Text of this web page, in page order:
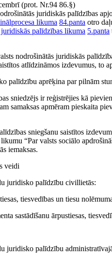
(prot. Nr.94 86.§)
juridiskās palīdzības
likuma 84.panta otro
palīdzības likuma 5.panta
nodrošinātās juridiskās
atlīdzināmos izdevumus, to
palīdzību aprēķina par pilnām
sniedzējs ir reģistrējies kā
samaksas apmēram pieskaita
sniegšanu saistītos
“Par valsts sociālo
iemaksas.
veidi
juridisko palīdzību civillietās:
tiesvedības un tiesu
sastādīšanu ārpustiesas,
juridisko palīdzību